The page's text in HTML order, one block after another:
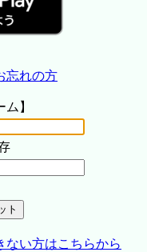
忘れの方
】
ない方はこちらから